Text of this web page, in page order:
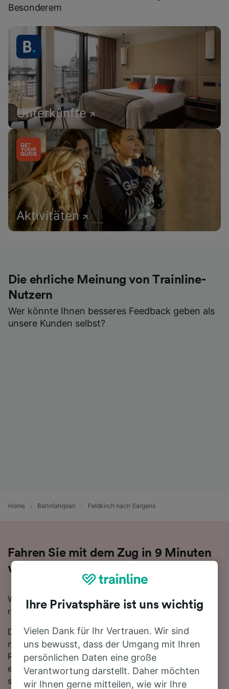
Besonderem
Unterkünfte
Aktivitäten
Die ehrliche Meinung von Trainline-
Nutzern
Wer könnte Ihnen besseres Feedback geben als
unsere Kunden selbst?
Home Bahnfahrplan Feldkirch nach Sargans
Fahren Sie mit dem Zug in 9 Minuten
von Feldkirch nach Sargans
Wenn Sie mit dem Zug von Feldkirch nach Sargans
reisen möchten, sind Sie hier genau richtig.
Die schnellste Reisezeit für die Fahrt von Feldkirch
nach Sargans mit dem Zug beträgt 9 Minuten. In der
Regel fahren auf dieser Route, die sich über 25 km
erstreckt, etwa 26 Züge am Tag. Sobald Sie an Bord
sind, können Sie sich zurücklehnen und entspannen,
Ihre Privatsphäre ist uns wichtig
Vielen Dank für Ihr Vertrauen. Wir sind
uns bewusst, dass der Umgang mit Ihren
persönlichen Daten eine große
Verantwortung darstellt. Daher möchten
wir Ihnen gerne mitteilen, wie wir Ihre